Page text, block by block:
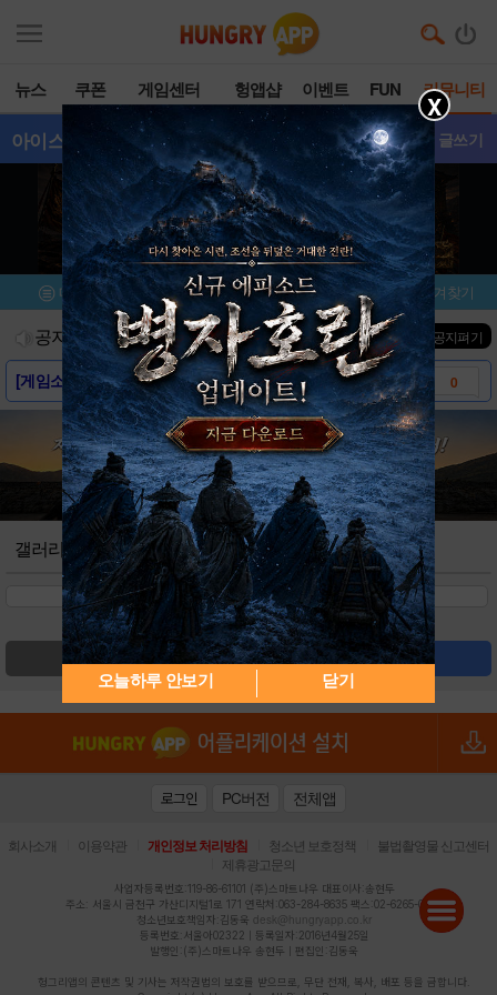
뉴스 쿠폰 게임센터 헝앱샵 이벤트 FUN 커뮤니티
아이스크림퀴즈 - 갤러리 글쓰기
메뉴 이벤트/미션 설치/평가 즐겨찾기
공지사항 진행중인 이벤트0건 ▼ 공지펴기
[게임소개] - 아이스크림퀴즈 0
갤러리
검색 글쓰기
X
오늘하루 안보기 닫기
로그인 PC버전 전체앱
회사소개 이용약관 개인정보 처리방침 청소년 보호정책 불법촬영물 신고센터
제휴광고문의
사업자등록번호:119-86-61101 (주)스마트나우 대표이사:송현두
주소: 서울시 금천구 가산디지털1로 171 연락처:063-284-8635 팩스:02-6265-0377
청소년보호책임자:김동욱
desk@hungryapp.co.kr
등록번호:서울아02322 | 등록일자:2016년4월25일
발행인:(주)스마트나우 송현두 | 편집인:김동욱
헝그리앱의 콘텐츠 및 기사는 저작권법의 보호를 받으므로, 무단 전재, 복사, 배포 등을 금합니다.